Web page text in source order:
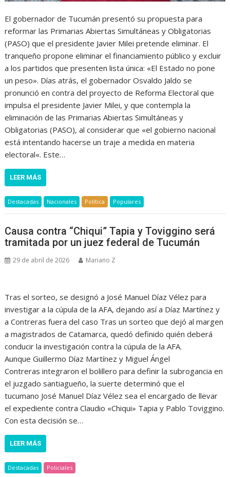
El gobernador de Tucumán presentó su propuesta para
reformar las Primarias Abiertas Simultáneas y Obligatorias
(PASO) que el presidente Javier Milei pretende eliminar. El
tranqueño propone eliminar el financiamiento público y excluir
a los partidos que presenten lista única: «El Estado no pone
un peso». Días atrás, el gobernador Osvaldo Jaldo se
pronunció en contra del proyecto de Reforma Electoral que
impulsa el presidente Javier Milei, y que contempla la
eliminación de las Primarias Abiertas Simultáneas y
Obligatorias (PASO), al considerar que «el gobierno nacional
está intentando hacerse un traje a medida en materia
electoral«. Este…
LEER MÁS
Destacadas Nacionales Política Populares
Causa contra “Chiqui” Tapia y Toviggino será
tramitada por un juez federal de Tucumán
29 de abril de 2026 Mariano Z
Tras el sorteo, se designó a José Manuel Díaz Vélez para
investigar a la cúpula de la AFA, dejando así a Díaz Martínez y
a Contreras fuera del caso Tras un sorteo que dejó al margen
a magistrados de Catamarca, quedó definido quién deberá
conducir la investigación contra la cúpula de la AFA.
Aunque Guillermo Díaz Martínez y Miguel Ángel
Contreras integraron el bolillero para definir la subrogancia en
el juzgado santiagueño, la suerte determinó que el
tucumano José Manuel Díaz Vélez sea el encargado de llevar
el expediente contra Claudio «Chiqui» Tapia y Pablo Toviggino.
Con esta decisión se…
LEER MÁS
Destacadas Policiales